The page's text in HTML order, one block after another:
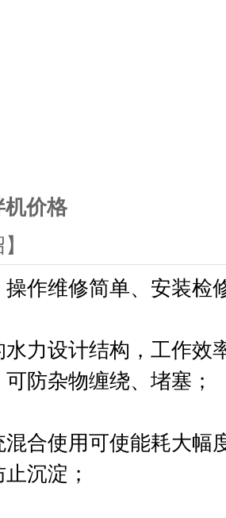
机价格
作维修简单、安装检
水力设计结构，工作效
防杂物缠绕、堵塞；
合使用可使能耗大幅
沉淀；